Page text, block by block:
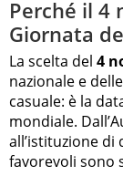
Perché il 4
Giornata
La scelta del 4
nazionale e
casuale: è la
mondiale.
all’istituzione
favorevoli sono